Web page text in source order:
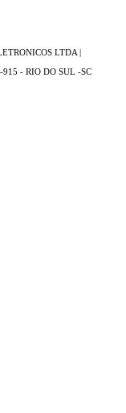
LTDA |
- RIO DO SUL -SC